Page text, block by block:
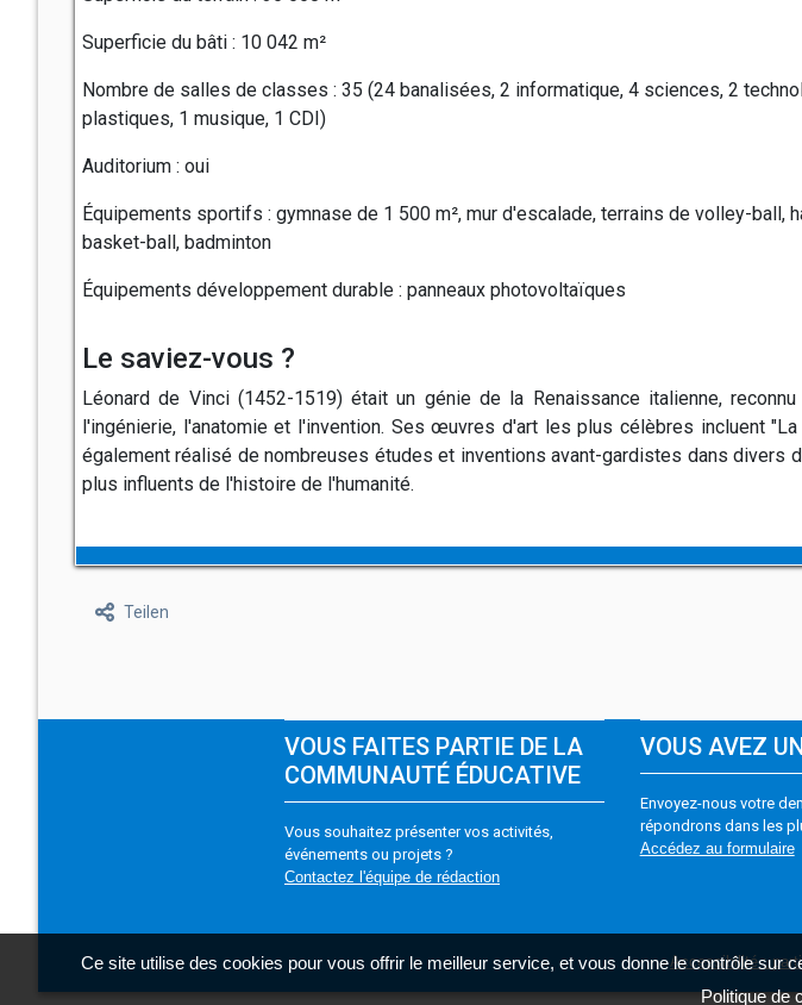
Superficie du bâti : 10 042 m²
Nombre de salles de classes : 35 (24 banalisées, 2 informatique, 4 sciences, 2
plastiques, 1 musique, 1 CDI)
Auditorium : oui
Équipements sportifs : gymnase de 1 500 m², mur d'escalade, terrains de volley-ball,
basket-ball, badminton
Équipements développement durable : panneaux photovoltaïques
Le saviez-vous ?
Léonard de Vinci (1452-1519) était un génie de la Renaissance italienne,
l'ingénierie, l'anatomie et l'invention. Ses œuvres d'art les plus célèbres incluent
également réalisé de nombreuses études et inventions avant-gardistes dans
plus influents de l'histoire de l'humanité.
Teilen
VOUS FAITES PARTIE DE LA
COMMUNAUTÉ ÉDUCATIVE
Vous souhaitez présenter vos activités,
événements ou projets ?
Contactez l'équipe de rédaction
VOUS AVEZ
Envoyez-nous votre
répondrons dans les
Accédez au formulaire
Accessibilité :
Ce site utilise des cookies pour vous offrir le meilleur service, et vous donne le contrôle sur
Politique de